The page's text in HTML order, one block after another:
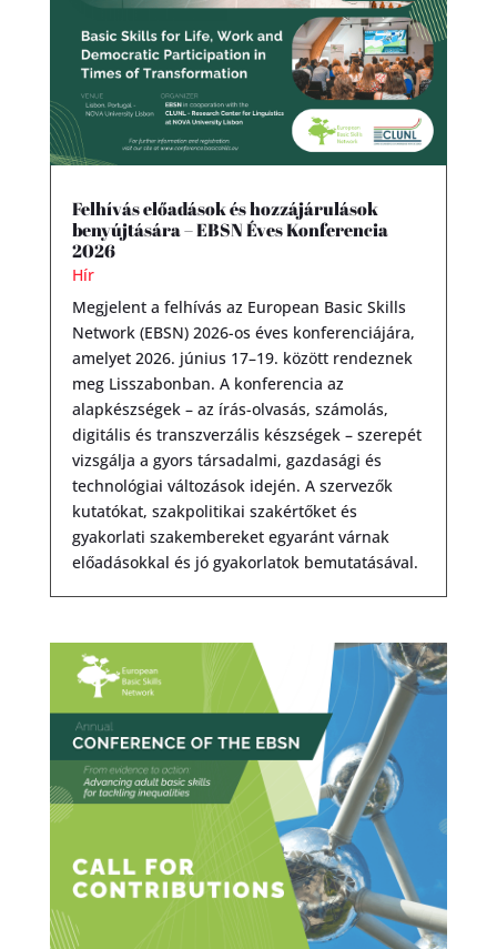
Felhívás előadások és hozzájárulások
benyújtására – EBSN Éves Konferencia
2026
Hír
Megjelent a felhívás az European Basic Skills
Network (EBSN) 2026-os éves konferenciájára,
amelyet 2026. június 17–19. között rendeznek
meg Lisszabonban. A konferencia az
alapkészségek – az írás-olvasás, számolás,
digitális és transzverzális készségek – szerepét
vizsgálja a gyors társadalmi, gazdasági és
technológiai változások idején. A szervezők
kutatókat, szakpolitikai szakértőket és
gyakorlati szakembereket egyaránt várnak
előadásokkal és jó gyakorlatok bemutatásával.